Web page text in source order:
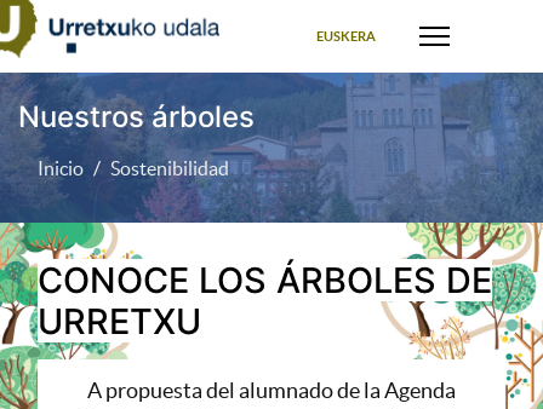
EUSKERA
Nuestros árboles
Inicio Sostenibilidad
CONOCE LOS ÁRBOLES DE
URRETXU
A propuesta del alumnado de la Agenda